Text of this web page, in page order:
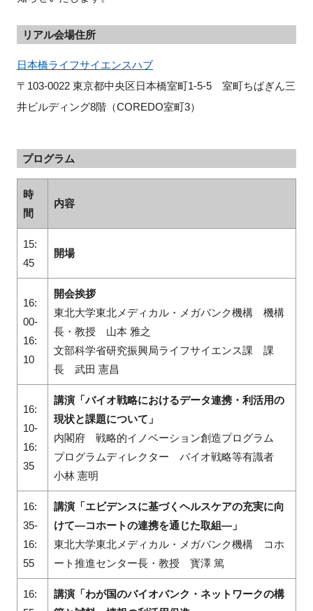
リアル会場住所
日本橋ライフサイエンスハブ
〒103-0022 東京都中央区日本橋室町1-5-5 室町ちばぎん三
井ビルディング8階（COREDO室町3）
プログラム
時
間
内容
15:
45
開場
16:
00-
16:
10
開会挨拶
東北大学東北メディカル・メガバンク機構 機構
長・教授 山本 雅之
文部科学省研究振興局ライフサイエンス課 課
長 武田 憲昌
16:
10-
16:
35
講演「バイオ戦略におけるデータ連携・利活用の
現状と課題について」
内閣府 戦略的イノベーション創造プログラム
プログラムディレクター バイオ戦略等有識者
小林 憲明
16:
35-
16:
55
講演「エビデンスに基づくヘルスケアの充実に向
けて―コホートの連携を通じた取組―」
東北大学東北メディカル・メガバンク機構 コホ
ート推進センター長・教授 寳澤 篤
16:
講演「わが国のバイオバンク・ネットワークの構